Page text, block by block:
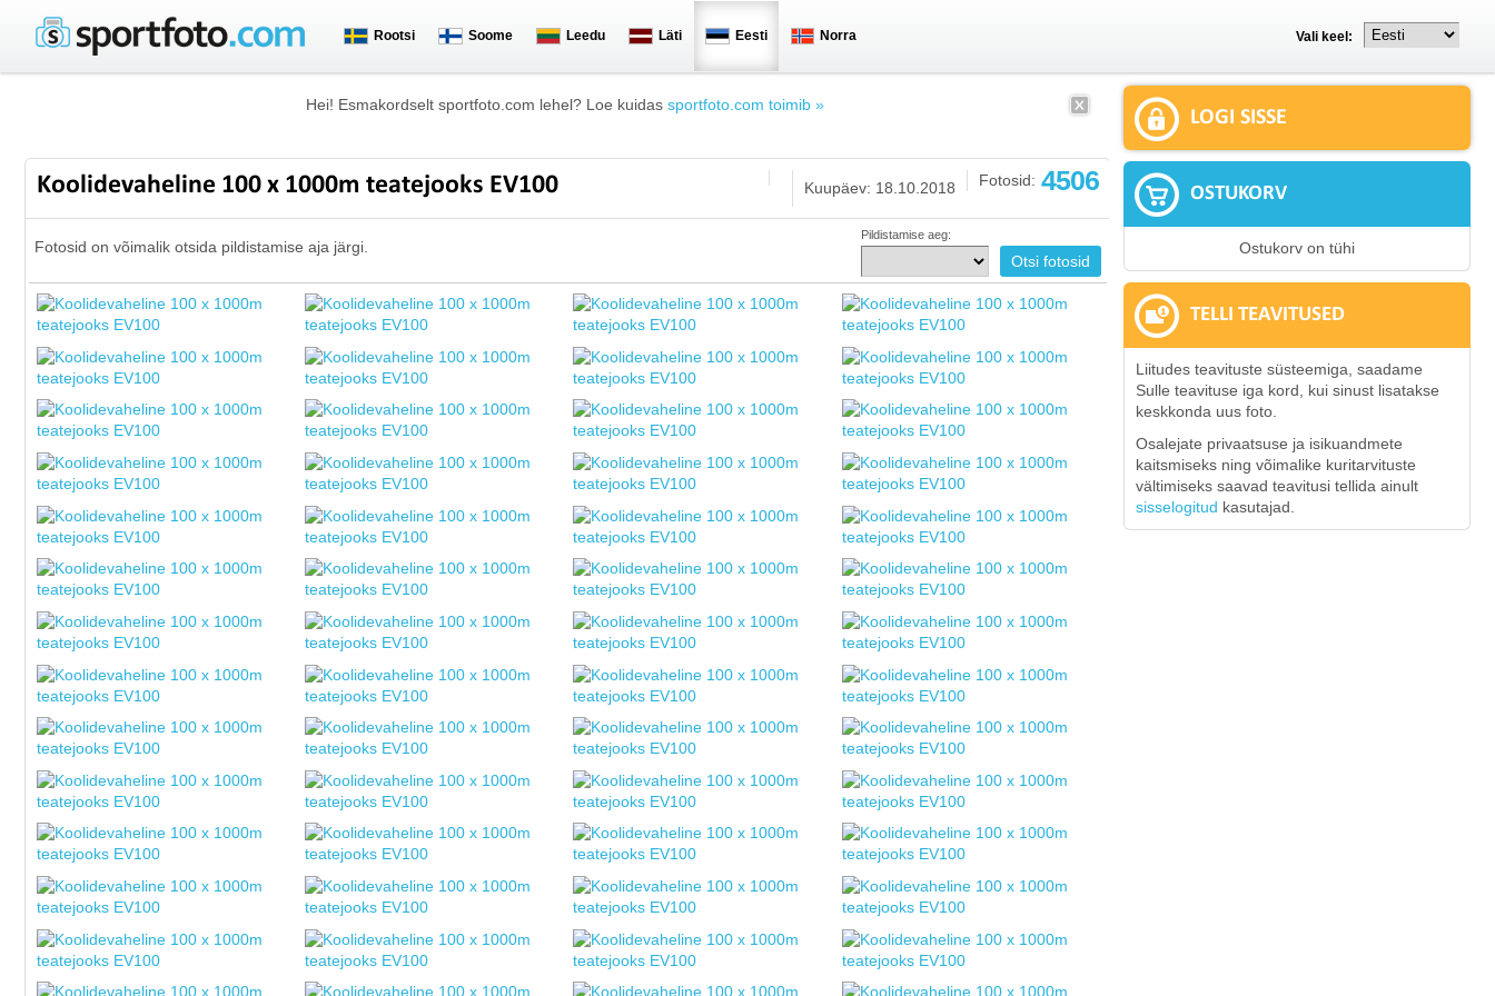
Rootsi Soome Leedu Läti Eesti Norra Vali keel:
Hei! Esmakordselt sportfoto.com lehel? Loe kuidas sportfoto.com toimib »
Koolidevaheline 100 x 1000m teatejooks EV100 Fotosid: 4506
Kuupäev: 18.10.2018
Fotosid on võimalik otsida pildistamise aja järgi.
Pildistamise aeg:
LOGI SISSE
OSTUKORV
Ostukorv on tühi
TELLI TEAVITUSED
Liitudes teavituste süsteemiga, saadame
Sulle teavituse iga kord, kui sinust lisatakse
keskkonda uus foto.
Osalejate privaatsuse ja isikuandmete
kaitsmiseks ning võimalike kuritarvituste
vältimiseks saavad teavitusi tellida ainult
sisselogitud kasutajad.